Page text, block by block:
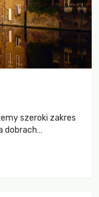
szeroki zakres
dobrach
w realizowanych